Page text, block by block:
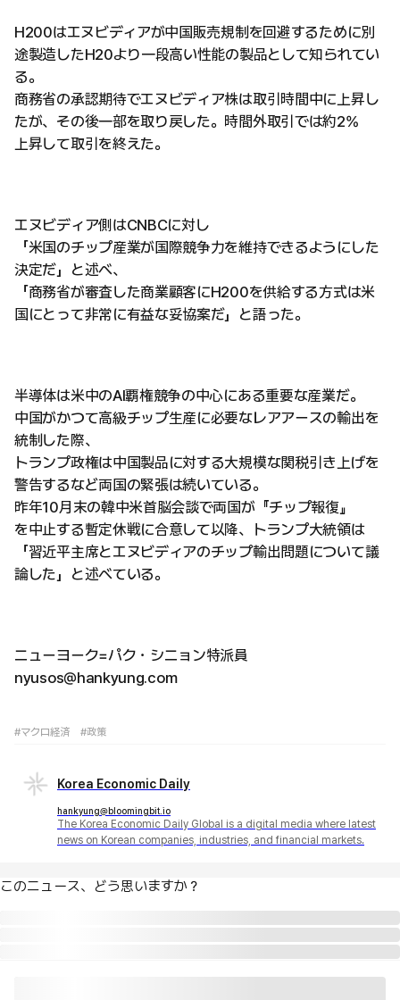
H200はエヌビディアが中国販売規制を回避するために別
途製造したH20より一段高い性能の製品として知られてい
る。
商務省の承認期待でエヌビディア株は取引時間中に上昇し
たが、その後一部を取り戻した。時間外取引では約2%
上昇して取引を終えた。
エヌビディア側はCNBCに対し
「米国のチップ産業が国際競争力を維持できるようにした
決定だ」と述べ、
「商務省が審査した商業顧客にH200を供給する方式は米
国にとって非常に有益な妥協案だ」と語った。
半導体は米中のAI覇権競争の中心にある重要な産業だ。
中国がかつて高級チップ生産に必要なレアアースの輸出を
統制した際、
トランプ政権は中国製品に対する大規模な関税引き上げを
警告するなど両国の緊張は続いている。
昨年10月末の韓中米首脳会談で両国が『チップ報復』
を中止する暫定休戦に合意して以降、トランプ大統領は
「習近平主席とエヌビディアのチップ輸出問題について議
論した」と述べている。
ニューヨーク=パク・シニョン特派員
nyusos@hankyung.com
#マクロ経済 #政策
Korea Economic Daily
hankyung@bloomingbit.io
The Korea Economic Daily Global is a digital media where latest
news on Korean companies, industries, and financial markets.
このニュース、どう思いますか？